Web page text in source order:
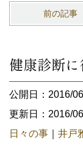
前の記事
健康診断
公開日：2016/
更新日：2016/
日々の事
井戸